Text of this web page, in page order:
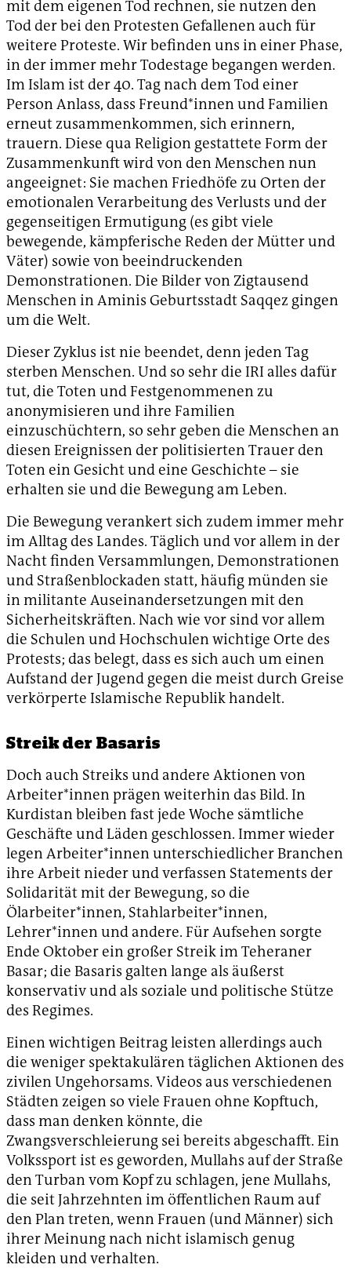
mit dem eigenen Tod rechnen, sie nutzen den
Tod der bei den Protesten Gefallenen auch für
weitere Proteste. Wir befinden uns in einer Phase,
in der immer mehr Todestage begangen werden.
Im Islam ist der 40. Tag nach dem Tod einer
Person Anlass, dass Freund*innen und Familien
erneut zusammenkommen, sich erinnern,
trauern. Diese qua Religion gestattete Form der
Zusammenkunft wird von den Menschen nun
angeeignet: Sie machen Friedhöfe zu Orten der
emotionalen Verarbeitung des Verlusts und der
gegenseitigen Ermutigung (es gibt viele
bewegende, kämpferische Reden der Mütter und
Väter) sowie von beeindruckenden
Demonstrationen. Die Bilder von Zigtausend
Menschen in Aminis Geburtsstadt Saqqez gingen
um die Welt.
Dieser Zyklus ist nie beendet, denn jeden Tag
sterben Menschen. Und so sehr die IRI alles dafür
tut, die Toten und Festgenommenen zu
anonymisieren und ihre Familien
einzuschüchtern, so sehr geben die Menschen an
diesen Ereignissen der politisierten Trauer den
Toten ein Gesicht und eine Geschichte – sie
erhalten sie und die Bewegung am Leben.
Die Bewegung verankert sich zudem immer mehr
im Alltag des Landes. Täglich und vor allem in der
Nacht finden Versammlungen, Demonstrationen
und Straßenblockaden statt, häufig münden sie
in militante Auseinandersetzungen mit den
Sicherheitskräften. Nach wie vor sind vor allem
die Schulen und Hochschulen wichtige Orte des
Protests; das belegt, dass es sich auch um einen
Aufstand der Jugend gegen die meist durch Greise
verkörperte Islamische Republik handelt.
Streik der Basaris
Doch auch Streiks und andere Aktionen von
Arbeiter*innen prägen weiterhin das Bild. In
Kurdistan bleiben fast jede Woche sämtliche
Geschäfte und Läden geschlossen. Immer wieder
legen Arbeiter*innen unterschiedlicher Branchen
ihre Arbeit nieder und verfassen Statements der
Solidarität mit der Bewegung, so die
Ölarbeiter*innen, Stahlarbeiter*innen,
Lehrer*innen und andere. Für Aufsehen sorgte
Ende Oktober ein großer Streik im Teheraner
Basar; die Basaris galten lange als äußerst
konservativ und als soziale und politische Stütze
des Regimes.
Einen wichtigen Beitrag leisten allerdings auch
die weniger spektakulären täglichen Aktionen des
zivilen Ungehorsams. Videos aus verschiedenen
Städten zeigen so viele Frauen ohne Kopftuch,
dass man denken könnte, die
Zwangsverschleierung sei bereits abgeschafft. Ein
Volkssport ist es geworden, Mullahs auf der Straße
den Turban vom Kopf zu schlagen, jene Mullahs,
die seit Jahrzehnten im öffentlichen Raum auf
den Plan treten, wenn Frauen (und Männer) sich
ihrer Meinung nach nicht islamisch genug
kleiden und verhalten.